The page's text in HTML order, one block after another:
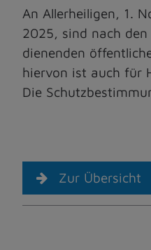
An Allerheiligen, 1.
2025, sind nach
dienenden
hiervon ist auch für
Die
Zur Übersicht